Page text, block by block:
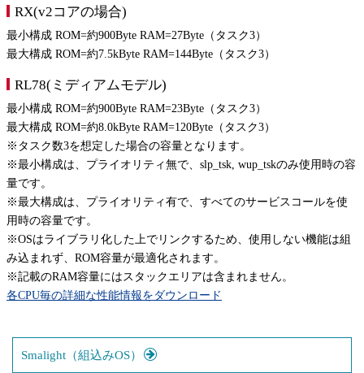
RX(v2コアの場合)
最小構成 ROM=約900Byte RAM=27Byte（タスク3）
最大構成 ROM=約7.5kByte RAM=144Byte（タスク3）
RL78(ミディアムモデル)
最小構成 ROM=約900Byte RAM=23Byte（タスク3）
最大構成 ROM=約8.0kByte RAM=120Byte（タスク3）
※タスク数3を想定した場合の容量となります。
※最小構成は、プライオリティ無で、slp_tsk, wup_tskのみ使用時の容
量です。
※最大構成は、プライオリティ有で、すべてのサービスコールを使
用時の容量です。
※OSはライブラリ化した上でリンクするため、使用しない機能は組
み込まれず、ROM容量が最適化されます。
※記載のRAM容量にはスタックエリアは含まれません。
各CPU毎の詳細な性能情報をダウンロード
Smalight（組込みOS）